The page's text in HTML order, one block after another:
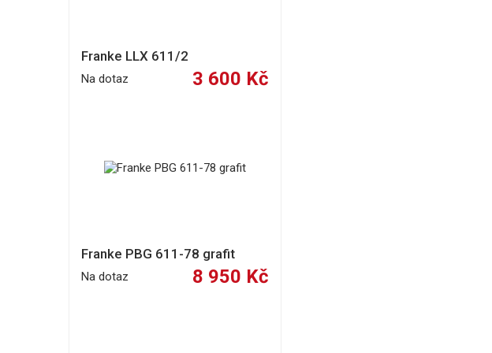
Franke LLX 611/2
Na dotaz 3 600 Kč
Franke PBG 611-78 grafit
Na dotaz 8 950 Kč